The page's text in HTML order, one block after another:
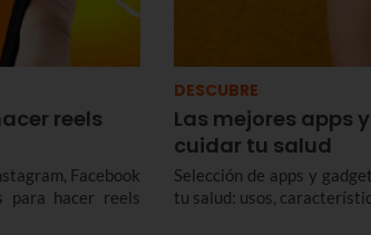
reels
Facebook
para hacer reels
DESCUBRE
Las mejores apps
cuidar tu salud
Selección de apps y
tu salud: usos,